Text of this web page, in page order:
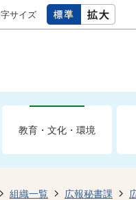
サイズ
教育・文化・環境
組織一覧 広報秘書課